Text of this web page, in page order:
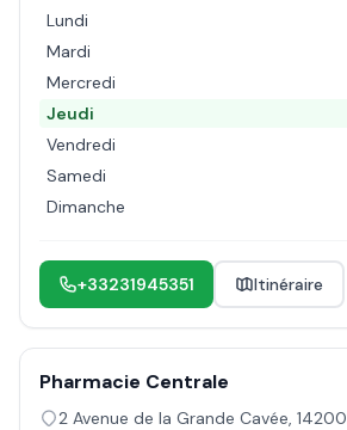
Lundi
Mardi
Mercredi
Jeudi
Vendredi
Samedi
Dimanche
+33231945351 Itinéraire
Pharmacie Centrale
2 Avenue de la Grande Cavée, 14200